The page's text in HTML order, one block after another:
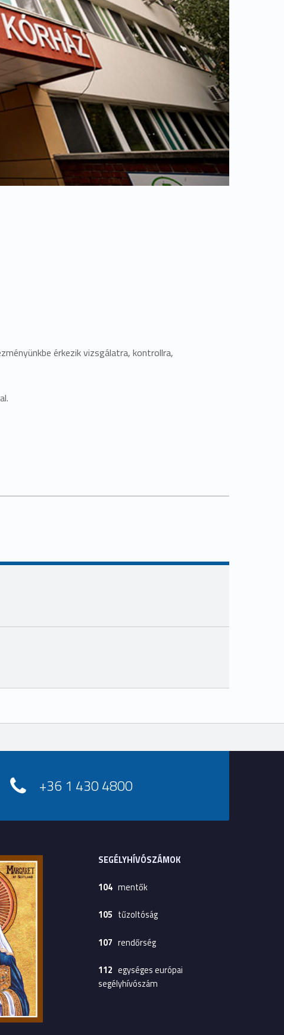
érkezik vizsgálatra, kontrollra,
+36 1 430 4800
SEGÉLYHÍVÓSZÁMOK
104mentők
105 tűzoltóság
107 rendőrség
112 egységes európai
segélyhívószám